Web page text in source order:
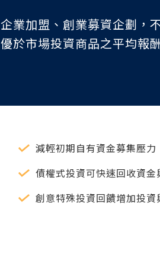
企業加盟、創業募資企劃，
優於市場投資商品之平均報
減輕初期自有資金募集壓力
債權式投資可快速回收資金
創意特殊投資回饋增加投資